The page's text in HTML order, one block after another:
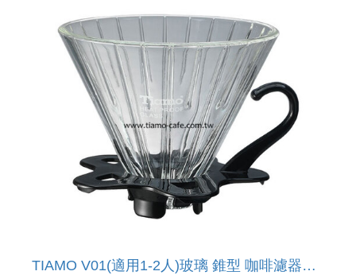
TIAMO V01(適用1-2人)玻璃 錐型 咖啡濾器組 附量匙